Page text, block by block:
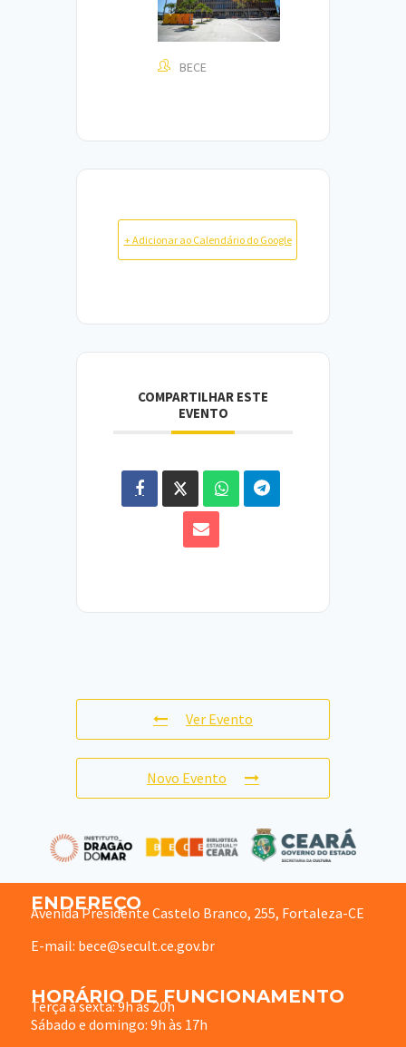
BECE
+ Adicionar ao Calendário do Google
COMPARTILHAR ESTE
EVENTO
Ver Evento
Novo Evento
ENDEREÇO
Avenida Presidente Castelo Branco, 255, Fortaleza-CE
E-mail: bece@secult.ce.gov.br
HORÁRIO DE FUNCIONAMENTO
Terça à sexta: 9h às 20h
Sábado e domingo: 9h às 17h